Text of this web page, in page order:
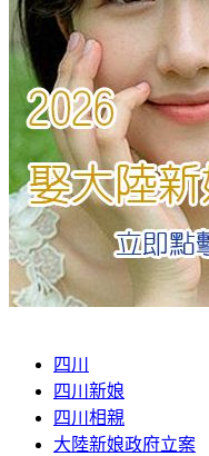
四川
四川新娘
四川相親
大陸新娘政府立案